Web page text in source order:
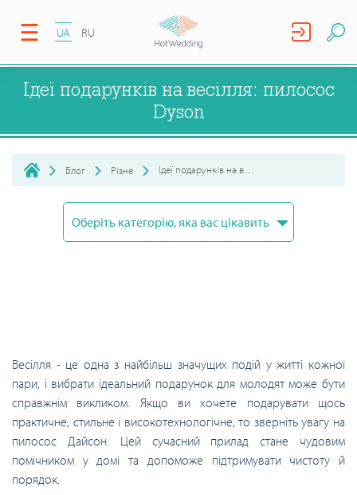
UA RU
Ідеї подарунків на весілля: пилосос
Dyson
Блог Різне
Весілля - це одна з найбільш значущих подій у житті кожної
пари, і вибрати ідеальний подарунок для молодят може бути
справжнім викликом. Якщо ви хочете подарувати щось
практичне, стильне і високотехнологічне, то зверніть увагу на
пилосос Дайсон. Цей сучасний прилад стане чудовим
помічником у домі та допоможе підтримувати чистоту й
порядок.
Оберіть категорію, яка вас цікавить